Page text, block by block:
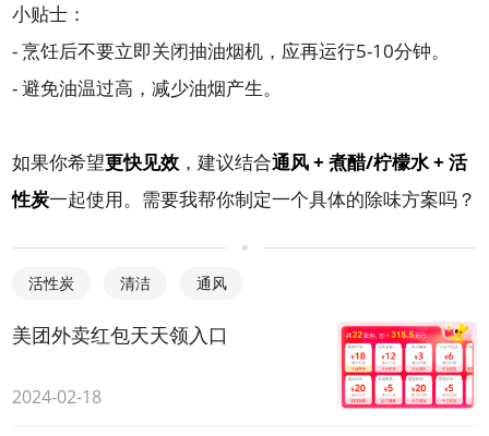
小贴士：
- 烹饪后不要立即关闭抽油烟机，应再运行5-10分钟。
- 避免油温过高，减少油烟产生。
如果你希望更快见效 ，建议结合通风 + 煮醋/柠檬水 + 活
性炭一起使用。需要我帮你制定一个具体的除味方案吗？
活性炭 清洁 通风
美团外卖红包天天领入口
2024-02-18